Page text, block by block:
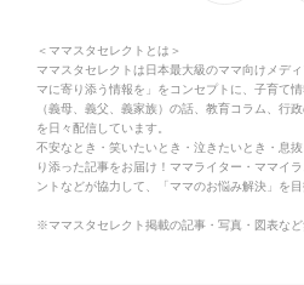
＜ママスタセレクトとは＞
ママスタセレクトは日本最大級のママ向けメデ
マに寄り添う情報を」をコンセプトに、子育て
（義母、義父、義家族）の話、教育コラム、行
を日々配信しています。
不安なとき・笑いたいとき・泣きたいとき・息
り添った記事をお届け！ママライター・ママイ
ントなどが協力して、「ママのお悩み解決」を目
※ママスタセレクト掲載の記事・写真・図表など